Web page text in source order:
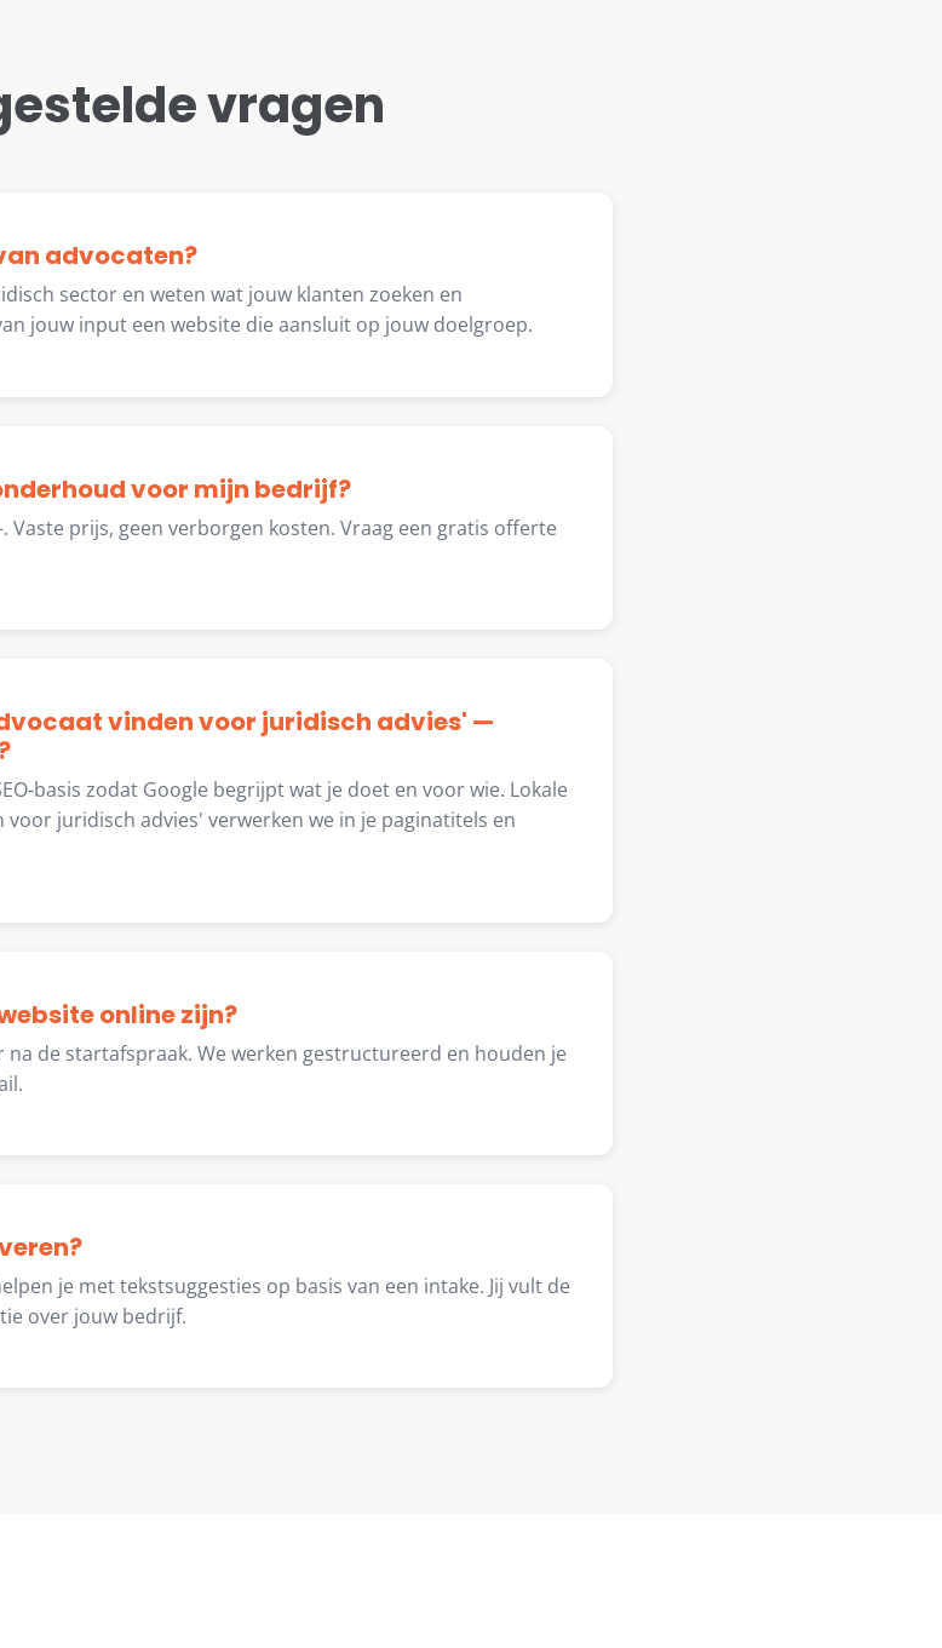
vragen
advocaten?
sector en weten wat jouw klanten zoeken en
jouw input een website die aansluit op jouw doelgroep.
voor mijn bedrijf?
Vaste prijs, geen verborgen kosten. Vraag een gratis offerte
vinden voor juridisch advies' —
basis zodat Google begrijpt wat je doet en voor wie. Lokale
juridisch advies' verwerken we in je paginatitels en
online zijn?
de startafspraak. We werken gestructureerd en houden je
je met tekstsuggesties op basis van een intake. Jij vult de
over jouw bedrijf.